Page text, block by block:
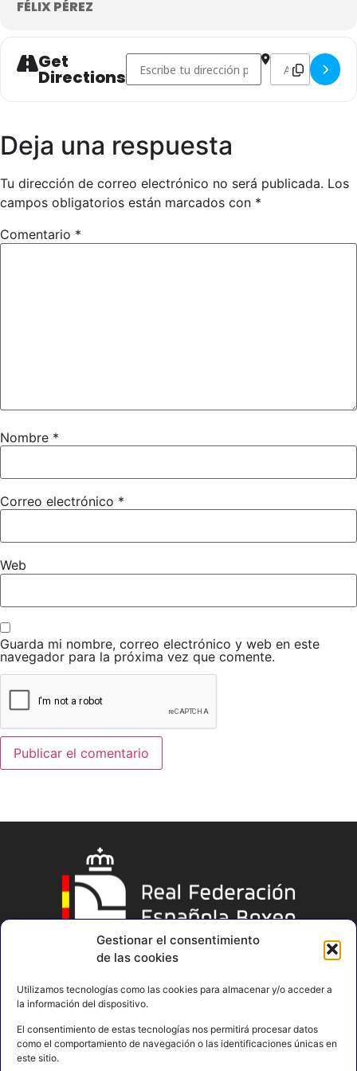
Gestionar el consentimiento
de las cookies
Utilizamos tecnologías como las cookies para almacenar y/o acceder a
la información del dispositivo.
El consentimiento de estas tecnologías nos permitirá procesar datos
como el comportamiento de navegación o las identificaciones únicas en
este sitio.
FECHA MÁXIMA INSCRIPCIÓN VIERNES 13 DE DICIEMBRE DE
2024
FORMULARIO INSCRIPCIÓN A PNTD(Sin examen, remitir a
LINK INSCRIPCIÓN A PNTD
ENVIAR TODA LA DOCUMENTACIÓN A
CAMPEONATOS@FEBOXEO.ES
FÉLIX PÉREZ
Get
Directions
Address - 4º PNTD ZONA LA RIOJA []
Destination
Deja una respuesta
Tu dirección de correo electrónico no será publicada. Los
campos obligatorios están marcados con *
Comentario *
Nombre *
Correo electrónico *
Web
Guarda mi nombre, correo electrónico y web en este
navegador para la próxima vez que comente.